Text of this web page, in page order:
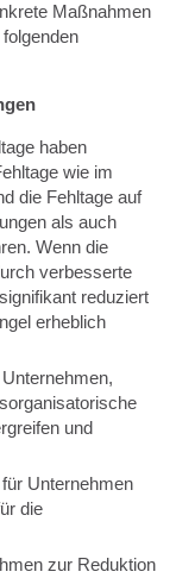
Maßnahmen
haben
wie im
die Fehltage auf
als auch
Wenn die
verbesserte
reduziert
erheblich
und
Unternehmen
die
zur Reduktion